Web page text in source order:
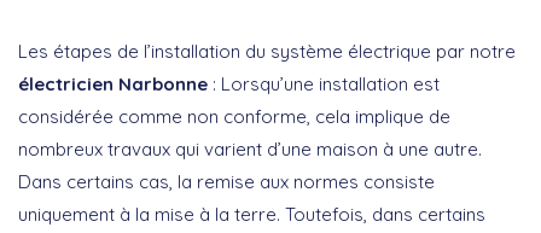
Les étapes de l’installation du système électrique par notre
électricien Narbonne : Lorsqu’une installation est
considérée comme non conforme, cela implique de
nombreux travaux qui varient d’une maison à une autre.
Dans certains cas, la remise aux normes consiste
uniquement à la mise à la terre. Toutefois, dans certains